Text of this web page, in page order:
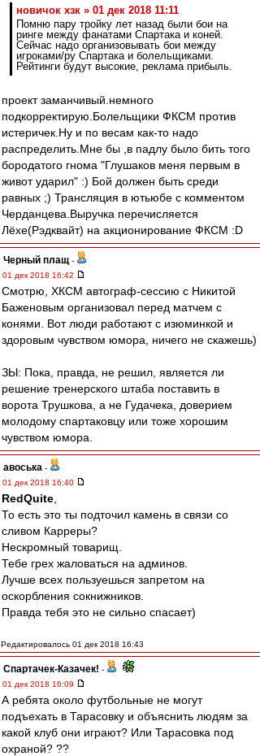
новичок хзк » 01 дек 2018 11:11
Помню пару тройку лет назад были бои на
ринге между фанатами Спартака и коней.
Сейчас надо организовывать бои между
игроками/ру Спартака и болельщиками.
Рейтинги будут высокие, реклама прибыль.
проект заманчивый.немного
подкорректирую.Болельщики ФКСМ против
истеричек.Ну и по весам как-то надо
распределить.Мне бы ,в падлу было бить того
бородатого гнома "Глушаков меня первым в
живот ударил" :) Бой должен быть среди
равных ;) Трансляция в ютьюбе с комментом
Черданцева.Выручка перечисляется
Лёхе(Рэдквайт) на акционирование ФКСМ :D
Черный плащ -
01 дек 2018 16:42
Смотрю, ХКСМ автограф-сессию с Никитой
Баженовым организовал перед матчем с
конями. Вот люди работают с изюминкой и
здоровым чувством юмора, ничего не скажешь)
ЗЫ: Пока, правда, не решил, является ли
решение тренерского штаба поставить в
ворота Трушкова, а не Гудачека, доверием
молодому спартаковцу или тоже хорошим
чувством юмора.
авоська -
01 дек 2018 16:40
RedQuite
То есть это ты подточил камень в связи со
сливом Карреры?
Нескромный товарищ.
Тебе грех жаловаться на админов.
Лучше всех пользуешься запретом на
оскорбления сокнижников.
Правда тебя это не сильно спасает)
Редактировалось 01 дек 2018 16:43
Спартачек-Казачек! -
01 дек 2018 16:09
А ребята около футбольные не могут
подъехать в Тарасовку и объяснить людям за
какой клуб они играют? Или Тарасовка под
охраной? ??